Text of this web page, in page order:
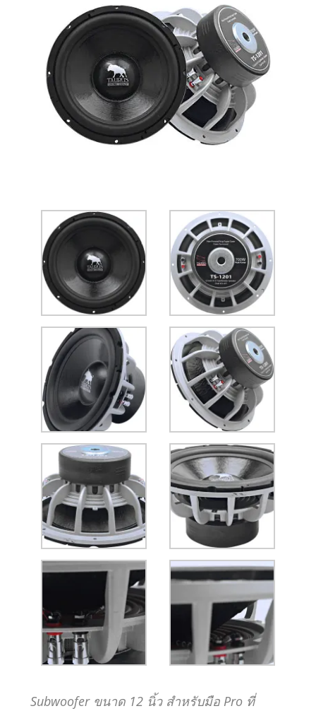
Subwoofer ขนาด 12 นิ้ว สำหรับมือ Pro ที่